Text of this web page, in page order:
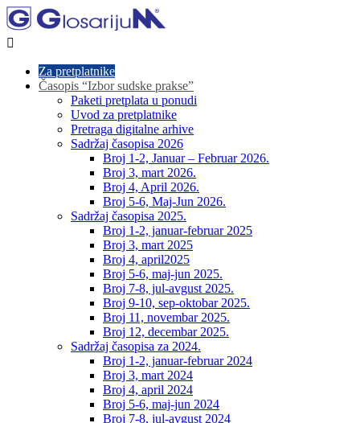

Za pretplatnike
Časopis “Izbor sudske prakse”
Paketi pretplata u ponudi
Uvod za pretplatnike
Pretraga digitalne arhive
Sadržaj časopisa 2026
Broj 1-2, Januar – Februar 2026.
Broj 3, mart 2026.
Broj 4, April 2026.
Broj 5-6, Maj-Jun 2026.
Sadržaj časopisa 2025.
Broj 1-2, januar-februar 2025
Broj 3, mart 2025
Broj 4, april2025
Broj 5-6, maj-jun 2025.
Broj 7-8, jul-avgust 2025.
Broj 9-10, sep-oktobar 2025.
Broj 11, novembar 2025.
Broj 12, decembar 2025.
Sadržaj časopisa za 2024.
Broj 1-2, januar-februar 2024
Broj 3, mart 2024
Broj 4, april 2024
Broj 5-6, maj-jun 2024
Broj 7-8, jul-avgust 2024